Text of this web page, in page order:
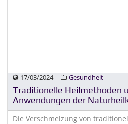
17/03/2024 Gesundheit
Traditionelle Heilmethoden
Anwendungen der
Die Verschmelzung von